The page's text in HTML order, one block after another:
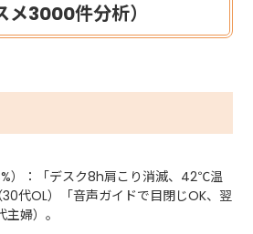
メ3000件分析）
）：「デスク8h肩こり消滅、42℃温
代OL）「音声ガイドで目閉じOK、翌
婦）。